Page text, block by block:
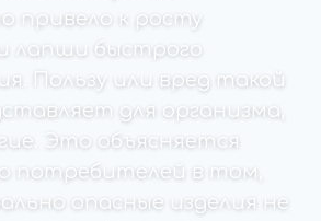
привело к росту
лапши быстрого
Пользу или вред такой
для организма,
Это объясняется
потребителей в том,
опасные изделия не